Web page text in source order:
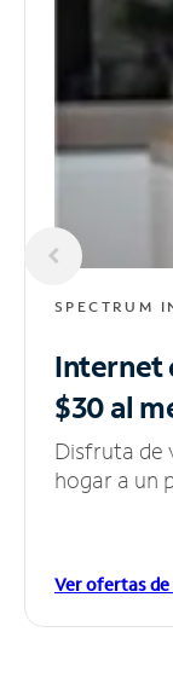
SPECTRUM
Internet
$30 al
Disfruta de
hogar a un
Ver ofertas